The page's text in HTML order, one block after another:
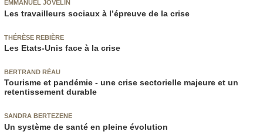
EMMANUEL JOVELIN
Les travailleurs sociaux à l’épreuve de la crise
THÉRÈSE REBIÈRE
Les Etats-Unis face à la crise
BERTRAND RÉAU
Tourisme et pandémie - une crise sectorielle majeure et un
retentissement durable
SANDRA BERTEZENE
Un système de santé en pleine évolution